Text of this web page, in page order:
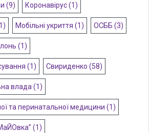
(9) Коронавірус(1)
Мобільні укриття (1) ОСББ (3)
(1)
(1) Свириденко (58)
влада (1)
та перинатальної медицини (1)
(1)